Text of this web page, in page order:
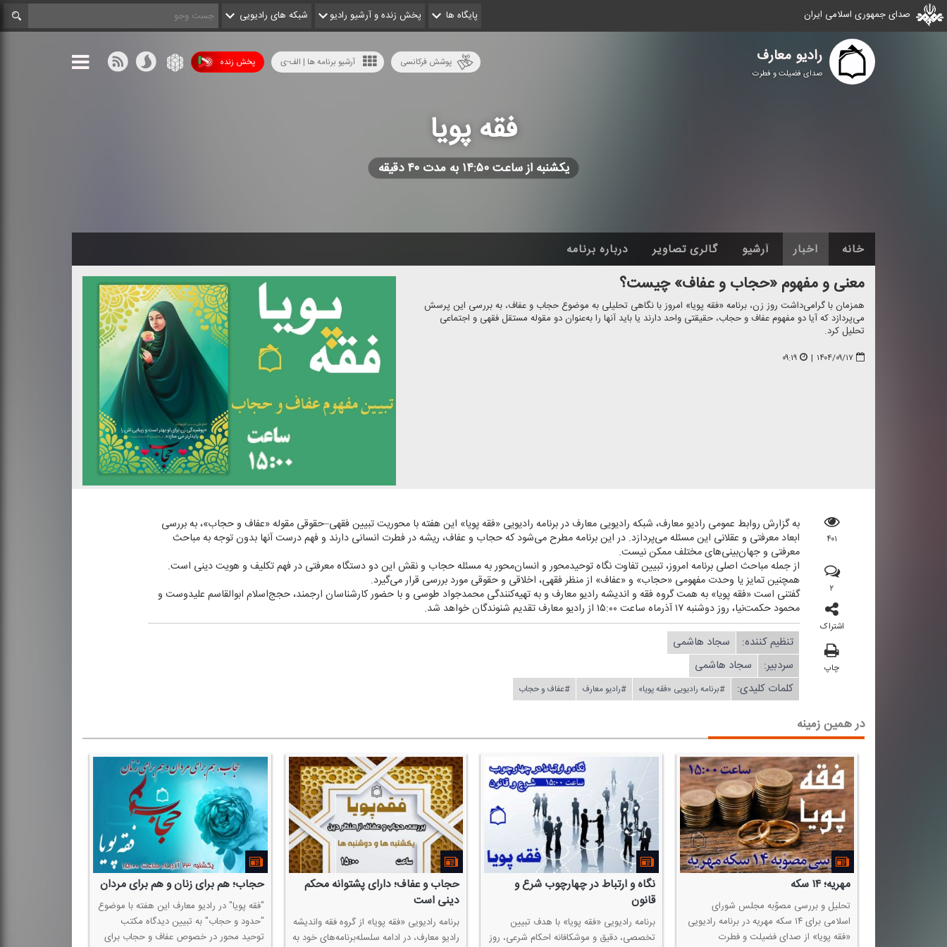
صدای جمهوری اسلامی ایران پایگاه ها پخش زنده و آرشیو رادیو شبکه های رادیویی
رادیو معارف
صدای فضیلت و فطرت
پخش زنده آرشیو برنامه ها | الف-ی پوشش فرکانسی
فقه پویا
یكشنبه از ساعت ۱۴:۵۰ به مدت ۴۰ دقیقه
خانه اخبار آرشیو گالری تصاویر درباره برنامه
معنی و مفهوم «حجاب و عفاف» چیست؟
همزمان با گرامی‌داشت روز زن، برنامه «فقه پویا» امروز با نگاهی تحلیلی به موضوع حجاب و عفاف، به بررسی این پرسش
می‌پردازد كه آیا دو مفهوم عفاف و حجاب، حقیقتی واحد دارند یا باید آنها را به‌عنوان دو مقوله مستقل فقهی و اجتماعی
تحلیل كرد.
۱۴۰۴/۰۹/۱۷ | ۰۹:۱۹
۴۰۱
۲
اشتراک
چاپ
به گزارش روابط عمومی رادیو معارف، شبكه رادیویی معارف در برنامه رادیویی «فقه پویا» این هفته با محوریت تبیین فقهی–حقوقی مقوله «عفاف و حجاب»، به بررسی
ابعاد معرفتی و عقلانی این مسئله می‌پردازد. در این برنامه مطرح می‌شود كه حجاب و عفاف، ریشه در فطرت انسانی دارند و فهم درست آنها بدون توجه به مباحث
معرفتی و جهان‌بینی‌های مختلف ممكن نیست.
از جمله مباحث اصلی برنامه امروز، تبیین تفاوت نگاه توحیدمحور و انسان‌محور به مسئله حجاب و نقش این دو دستگاه معرفتی در فهم تكلیف و هویت دینی است.
همچنین تمایز یا وحدت مفهومی «حجاب» و «عفاف» از منظر فقهی، اخلاقی و حقوقی مورد بررسی قرار می‌گیرد.
گفتنی است «فقه پویا» به همت گروه فقه و اندیشه رادیو معارف و به تهیه‌كنندگی محمدجواد طوسی و با حضور كارشناسان ارجمند، حجج‌اسلام ابوالقاسم علیدوست و
محمود حكمت‌نیا، روز دوشنبه ۱۷ آذرماه ساعت ۱۵:۰۰ از رادیو معارف تقدیم شنوندگان خواهد شد.
تنظیم كننده:
سجاد هاشمی
سردبیر:
سجاد هاشمی
کلمات کلیدی:
#برنامه رادیویی «فقه پویا» #رادیو معارف #عفاف و حجاب
در همین زمینه
مهریه؛ ۱۴ سكه
تحلیل و بررسی مصوّبه مجلس شورای
اسلامی برای ۱۴ سكه مهریه در برنامه رادیویی
«فقه پویا» از صدای فضیلت و فطرت
نگاه و ارتباط در چهارچوب شرع و
قانون
برنامه رادیویی «فقه پویا» با هدف تبیین
تخصصی، دقیق و موشكافانه احكام شرعی، روز
حجاب و عفاف؛ دارای پشتوانه محكم
دینی‌ است
برنامه رادیویی «فقه پویا» از گروه فقه واندیشه
رادیو معارف، در ادامه سلسله‌برنامه‌های خود به
حجاب؛ هم برای زنان و هم برای مردان
"فقه پویا" در رادیو معارف این هفته با موضوع
"حدود و حجاب" به تبیین دیدگاه مكتب
توحید محور در خصوص عفاف و حجاب برای